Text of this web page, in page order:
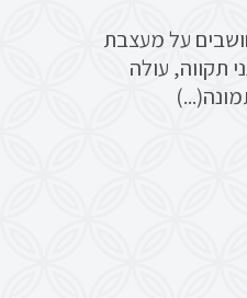
על מעצבת
תקווה, עולה